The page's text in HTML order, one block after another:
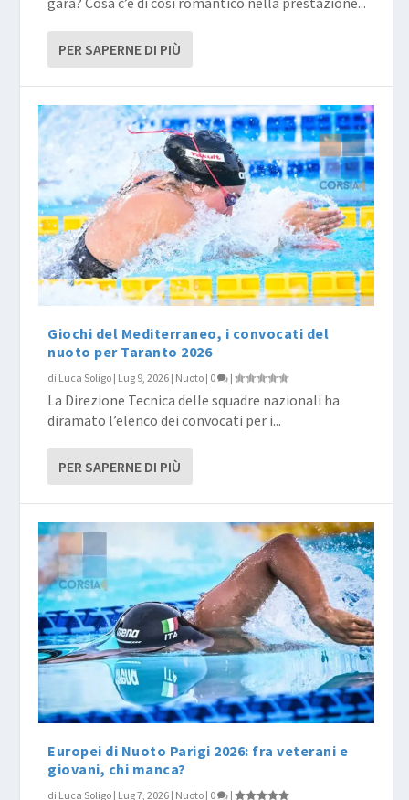
PER SAPERNE DI PIÙ
Giochi del Mediterraneo, i convocati del
nuoto per Taranto 2026
di Luca Soligo | Lug 9, 2026 | Nuoto | 0 |
La Direzione Tecnica delle squadre nazionali ha
diramato l’elenco dei convocati per i...
PER SAPERNE DI PIÙ
Europei di Nuoto Parigi 2026: fra veterani e
giovani, chi manca?
di Luca Soligo | Lug 7, 2026 | Nuoto | 0 |